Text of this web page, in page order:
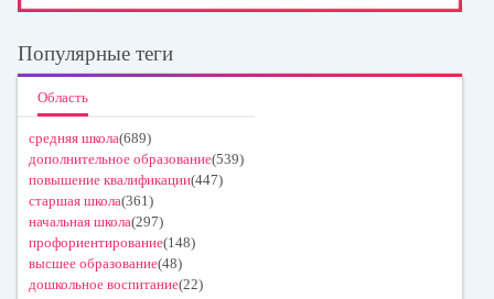
Популярные теги
Область
средняя школа(689)
дополнительное образование(539)
повышение квалификации(447)
старшая школа(361)
начальная школа(297)
профориентирование(148)
высшее образование(48)
дошкольное воспитание(22)